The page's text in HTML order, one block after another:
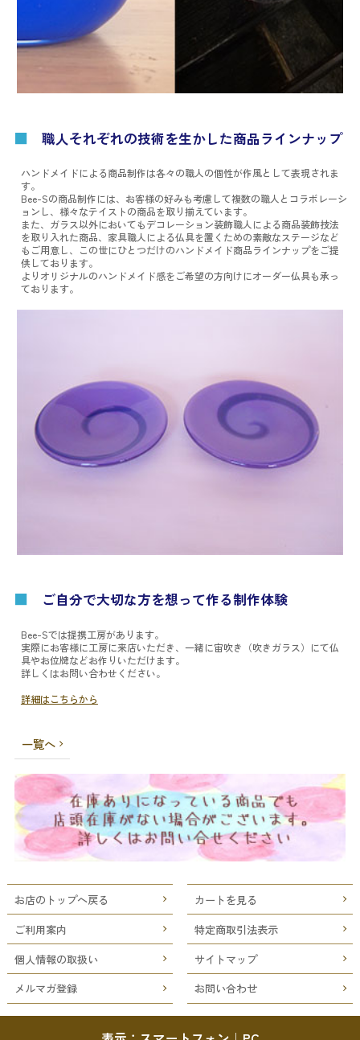
■ 職人それぞれの技術を生かした商品ラインナップ
ハンドメイドによる商品制作は各々の職人の個性が作風として表現されま
す。
Bee-Sの商品制作には、お客様の好みも考慮して複数の職人とコラボレーシ
ョンし、様々なテイストの商品を取り揃えています。
また、ガラス以外においてもデコレーション装飾職人による商品装飾技法
を取り入れた商品、家具職人による仏具を置くための素敵なステージなど
もご用意し、この世にひとつだけのハンドメイド商品ラインナップをご提
供しております。
よりオリジナルのハンドメイド感をご希望の方向けにオーダー仏具も承っ
ております。
■ ご自分で大切な方を想って作る制作体験
Bee-Sでは提携工房があります。
実際にお客様に工房に来店いただき、一緒に宙吹き（吹きガラス）にて仏
具やお位牌などお作りいただけます。
詳しくはお問い合わせください。
詳細はこちらから
一覧へ
お店のトップへ戻る
カートを見る
ご利用案内
特定商取引法表示
個人情報の取扱い
サイトマップ
メルマガ登録
お問い合わせ